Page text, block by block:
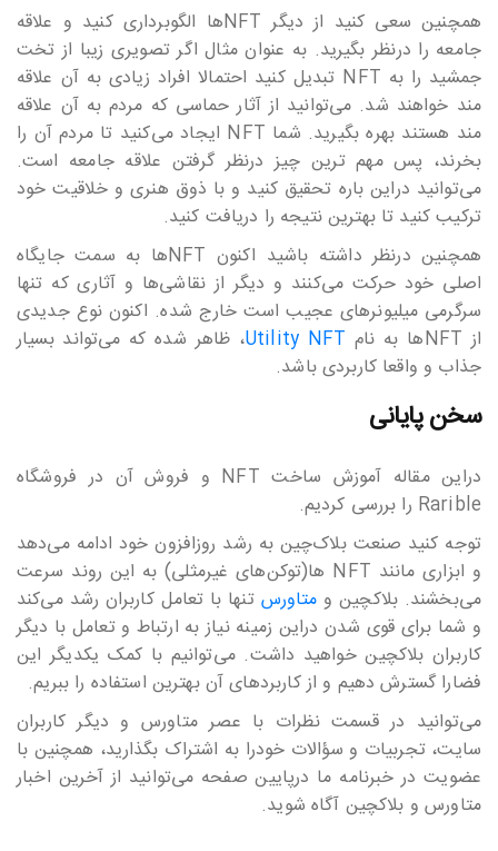
همچنین سعی کنید از دیگر NFT‎‎‎‎‎‎ها الگوبرداری کنید و علاقه
جامعه را درنظر بگیرید. به عنوان مثال اگر تصویری زیبا از تخت
جمشید را به NFT تبدیل کنید احتمالا افراد زیادی به آن علاقه
مند خواهند شد. می‎‎‎‎‎‎توانید از آثار حماسی که مردم به آن علاقه
مند هستند بهره بگیرید. شما NFT ایجاد می‎‎‎‎‎‎کنید تا مردم آن را
بخرند، پس مهم ترین چیز درنظر گرفتن علاقه جامعه است.
می‎‎‎‎‎‎توانید دراین باره تحقیق کنید و با ذوق هنری و خلاقیت خود
ترکیب کنید تا بهترین نتیجه را دریافت کنید.
همچنین درنظر داشته باشید اکنون NFT‎‎‎‎‎‎ها به سمت جایگاه
اصلی خود حرکت می‎‎‎‎‎‎کنند و دیگر از نقاشی‎‎‎‎‎‎ها و آثاری که تنها
سرگرمی میلیونرهای عجیب است خارج شده. اکنون نوع جدیدی
از NFT‎‎‎‎‎‎ها به نام
Utility NFT
، ظاهر شده که می‎‎‎‎‎‎تواند بسیار
جذاب و واقعا کاربردی باشد.
سخن پایانی
دراین مقاله آموزش ساخت NFT و فروش آن در فروشگاه
Rarible را بررسی کردیم.
توجه کنید صنعت بلاک‎‎‎‎‎‎چین به رشد روزافزون خود ادامه می‎‎‎‎‎‎دهد
و ابزاری مانند NFT ها(توکن‎‎‎‎‎‎های غیرمثلی) به این روند سرعت
می‎‎‎‎‎‎بخشند. بلاکچین و
متاورس
تنها با تعامل کاربران رشد می‎‎‎‎‎‎کند
و شما برای قوی شدن دراین زمینه نیاز به ارتباط و تعامل با دیگر
کاربران بلاکچین خواهید داشت. می‎‎‎‎‎‎توانیم با کمک یکدیگر این
فضارا گسترش دهیم و از کاربردهای آن بهترین استفاده را ببریم.
می‎‎‎‎‎‎توانید در قسمت نظرات با عصر متاورس و دیگر کاربران
سایت، تجربیات و سؤالات خودرا به اشتراک بگذارید، همچنین با
عضویت در خبرنامه ما درپایین صفحه می‎‎‎‎‎‎توانید از آخرین اخبار
متاورس و بلاکچین آگاه شوید.